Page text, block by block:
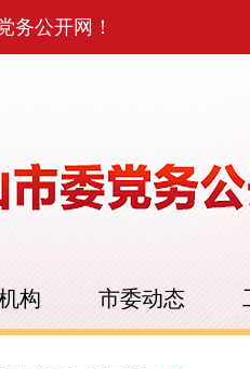
务公开网！
构 市委动态